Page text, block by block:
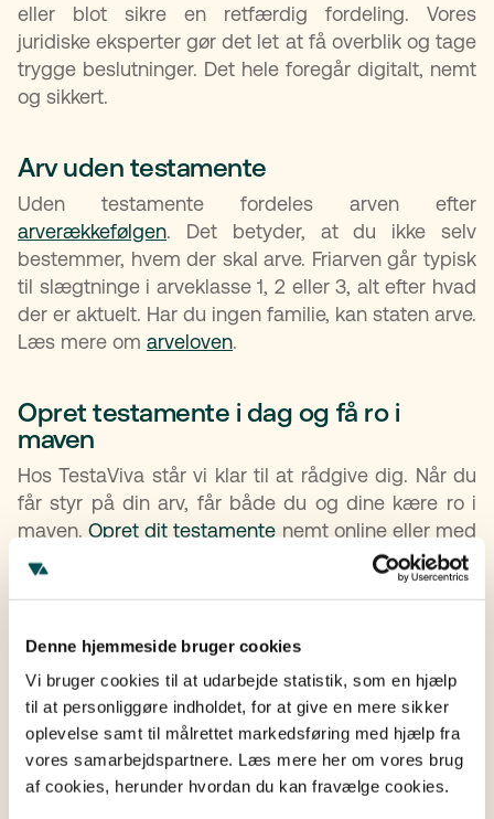
Denne hjemmeside bruger cookies
Vi bruger cookies til at udarbejde statistik, som en hjælp
til at personliggøre indholdet, for at give en mere sikker
oplevelse samt til målrettet markedsføring med hjælp fra
vores samarbejdspartnere. Læs mere her om vores brug
af cookies, herunder hvordan du kan fravælge cookies.
eller blot sikre en retfærdig fordeling. Vores
juridiske eksperter gør det let at få overblik og tage
trygge beslutninger. Det hele foregår digitalt, nemt
og sikkert.
Arv uden testamente
Uden testamente fordeles arven efter
arverækkefølgen. Det betyder, at du ikke selv
bestemmer, hvem der skal arve. Friarven går typisk
til slægtninge i arveklasse 1, 2 eller 3, alt efter hvad
der er aktuelt. Har du ingen familie, kan staten arve.
Læs mere om arveloven.
Opret testamente i dag og få ro i
maven
Hos TestaViva står vi klar til at rådgive dig. Når du
får styr på din arv, får både du og dine kære ro i
maven.Opret dit testamente nemt online eller med
en jurist og vær sikker på, at din sidste vilje bliver
respekteret. Vores jurister står også klar til at
fremtidsfuldmagt,ægtefællebidrag
Er du nysgerrig på mere kan du læse mere om
arverækkefølgen
arveafgift og arv til velgørende
organisationer.